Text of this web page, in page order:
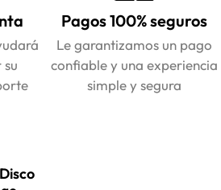
Pagos 100% seguros
Le garantizamos un pago
confiable y una experiencia
simple y segura